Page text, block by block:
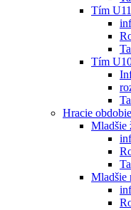
Tím
Tím
Hracie
Mladšie
Mladšie